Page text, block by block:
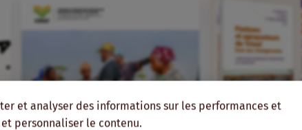
et analyser des informations sur les performances et
personnaliser le contenu.